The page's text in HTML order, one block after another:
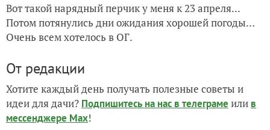
Вот такой нарядный перчик у меня к 23 апреля...
Потом потянулись дни ожидания хорошей погоды…
Очень всем хотелось в ОГ.
От редакции
Хотите каждый день получать полезные советы и
идеи для дачи? Подпишитесь на нас в телеграме или в
мессенджере Max!